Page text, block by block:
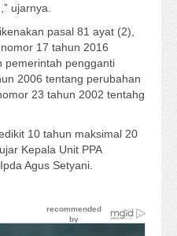
ujarnya.
pasal 81 ayat (2),
17 tahun 2016
pemerintah pengganti
2006 tentang perubahan
23 tahun 2002 tentahg
10 tahun maksimal 20
Kepala Unit PPA
Agus Setyani.